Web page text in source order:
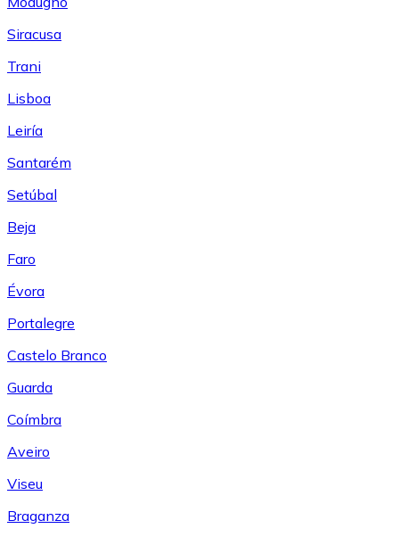
Siracusa
Trani
Lisboa
Leiría
Santarém
Setúbal
Beja
Faro
Évora
Portalegre
Castelo Branco
Guarda
Coímbra
Aveiro
Viseu
Braganza